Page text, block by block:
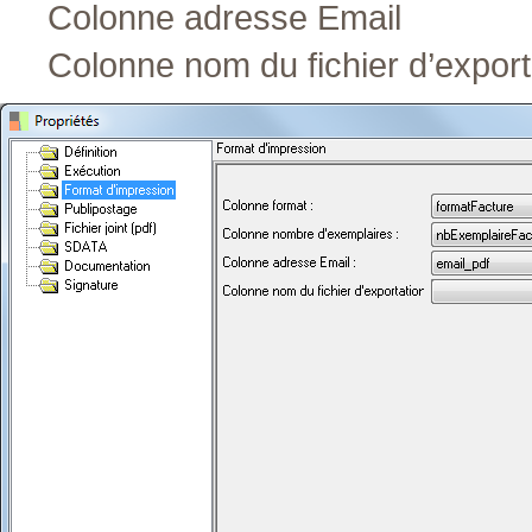
Colonne adresse Email
Colonne nom du fichier